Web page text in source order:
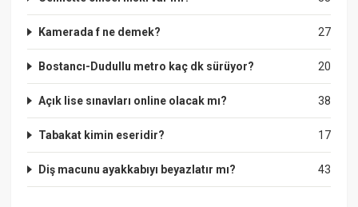
27
Kamerada f ne demek?
20
Bostancı-Dudullu metro kaç dk sürüyor?
38
Açık lise sınavları online olacak mı?
17
Tabakat kimin eseridir?
43
Diş macunu ayakkabıyı beyazlatır mı?